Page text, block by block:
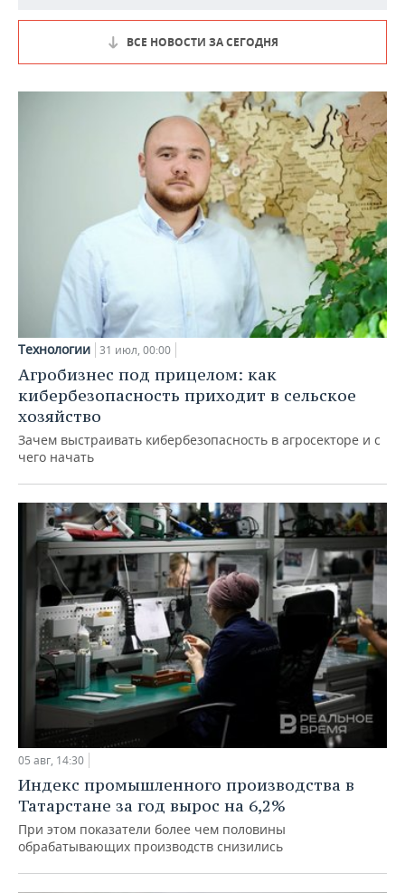
ВСЕ НОВОСТИ ЗА СЕГОДНЯ
Технологии 31 июл, 00:00
Агробизнес под прицелом: как
кибербезопасность приходит в сельское
хозяйство
Зачем выстраивать кибербезопасность в агросекторе и с
чего начать
05 авг, 14:30
Индекс промышленного производства в
Татарстане за год вырос на 6,2%
При этом показатели более чем половины
обрабатывающих производств снизились